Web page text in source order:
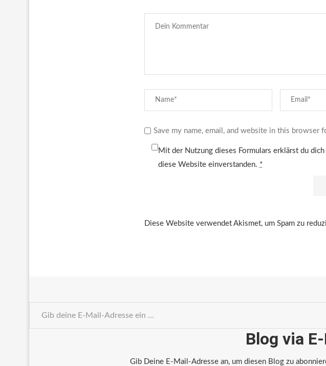
Save my name, email, and website in this browser
Mit der Nutzung dieses Formulars erklärst du
diese Website einverstanden. *
Diese Website verwendet Akismet, um Spam zu
Blog via
Gib Deine E-Mail-Adresse an, um diesen Blog zu